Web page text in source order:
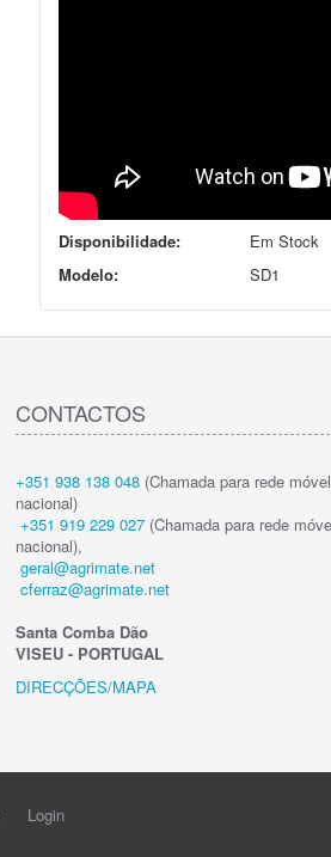
Disponibilidade:
Em Stock
Modelo:
SD1
CONTACTOS
+351 938 138 048(Chamada para rede móvel
nacional)
+351 919 229 027(Chamada para rede
nacional),
geral@agrimate.net
cferraz@agrimate.net
Santa Comba Dão
VISEU - PORTUGAL
DIRECÇÕES/MAPA
Login